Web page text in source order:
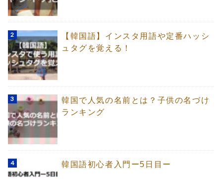
【韓国語】インスタ用語や定番ハッシ
ュタグを覚える！
韓国で人気の名前とは？子供の名づけ
ランキング
韓国語初心者入門ー5日目ー